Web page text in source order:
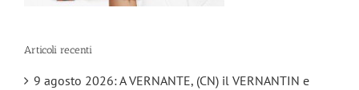
Articoli recenti
9 agosto 2026: A VERNANTE, (CN) il VERNANTIN e